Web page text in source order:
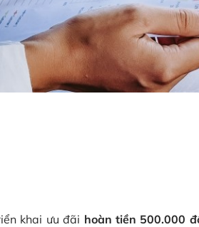
khai ưu đãi hoàn tiền 500.000